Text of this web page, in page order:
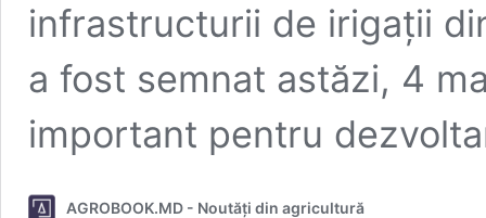
infrastructurii de irigații
a fost semnat astăzi, 4
important pentru
AGROBOOK.MD - Noutăți din agricultură